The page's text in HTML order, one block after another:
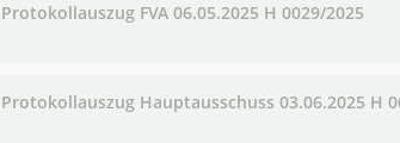
Protokollauszug FVA 06.05.2025 H 0029/2025
Protokollauszug Hauptausschuss 03.06.2025 H